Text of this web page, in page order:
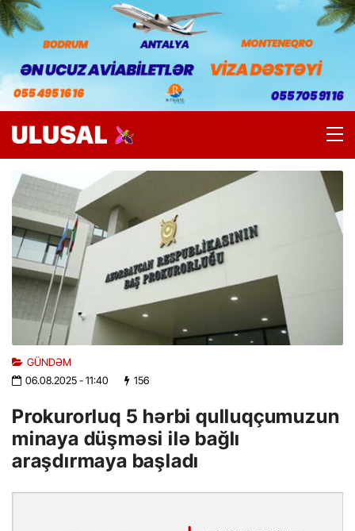
GÜNDƏM
06.08.2025- 11:40 156
Prokurorluq 5 hərbi qulluqçumuzun
minaya düşməsi ilə bağlı
araşdırmaya başladı